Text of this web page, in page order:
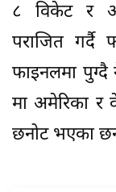
८ विकेट र
पराजित गर्दै
फाइनलमा
मा अमेरिका र
छनोट भएका